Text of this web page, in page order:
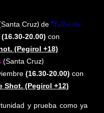
Cruz) de "Taller the
(16.30-20.00) con
(Pegirol +18)
(Santa Cruz)
(16.30-20.00) con
Shot. (Pegirol +12)
y prueba como ya